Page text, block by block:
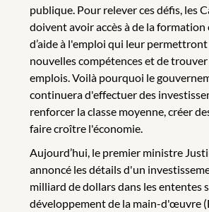
publique. Pour relever ces défis, les
doivent avoir accès à de la formation
d’aide à l'emploi qui leur permettront
nouvelles compétences et de
emplois. Voilà pourquoi le
continuera d'effectuer des
renforcer la classe moyenne, créer
faire croître l'économie.
Aujourd’hui, le premier ministre
annoncé les détails d'un
milliard de dollars dans les ententes
développement de la main-d'œuvre